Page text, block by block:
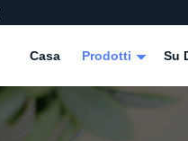
Casa Prodotti Su